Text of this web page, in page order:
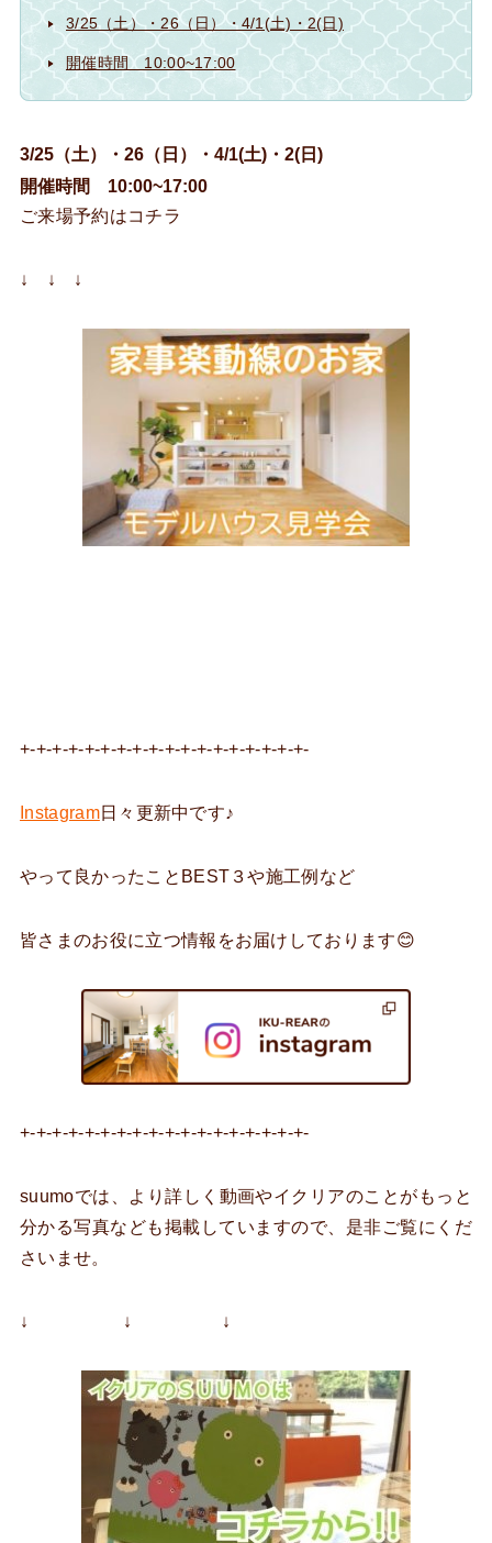
3/25（土）・26（日）・4/1(土)・2(日)
開催時間 10:00~17:00
3/25 （土）・26（日）・4/1(土)・2(日)
開催時間 10:00~17:00
ご来場予約はコチラ
↓ ↓ ↓
+-+-+-+-+-+-+-+-+-+-+-+-+-+-+-+-+-+-
Instagram日々更新中です♪
やって良かったことBEST３や施工例など
皆さまのお役に立つ情報をお届けしております😊
+-+-+-+-+-+-+-+-+-+-+-+-+-+-+-+-+-+-
suumoでは、より詳しく動画やイクリアのことがもっと
分かる写真なども掲載していますので、是非ご覧にくだ
さいませ。
↓ ↓ ↓